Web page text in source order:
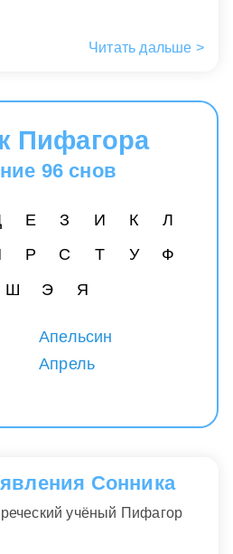
Читать дальше >
Пифагора
96 снов
Е З И К
Л
Р С Т У
Ф
Ш Э Я
Апельсин
Апрель
Сонника
учёный Пифагор